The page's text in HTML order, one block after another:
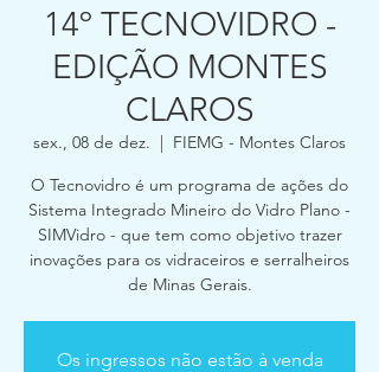
14º TECNOVIDRO -
EDIÇÃO MONTES
CLAROS
sex., 08 de dez.
  |
FIEMG - Montes Claros
O Tecnovidro é um programa de ações do
Sistema Integrado Mineiro do Vidro Plano -
SIMVidro - que tem como objetivo trazer
inovações para os vidraceiros e serralheiros
de Minas Gerais.
Os ingressos não estão à venda